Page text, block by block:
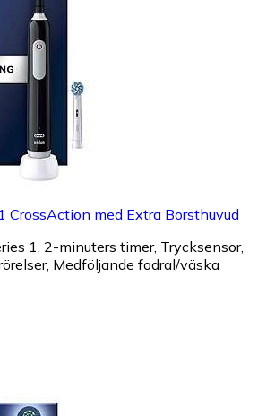
CrossAction med Extra Borsthuvud
1, 2-minuters timer, Trycksensor,
Medföljande fodral/väska